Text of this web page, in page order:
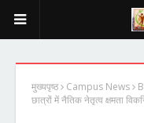
मुख्यपृष्ठ Campus News
छात्रों में नैतिक नेतृत्व क्षमता